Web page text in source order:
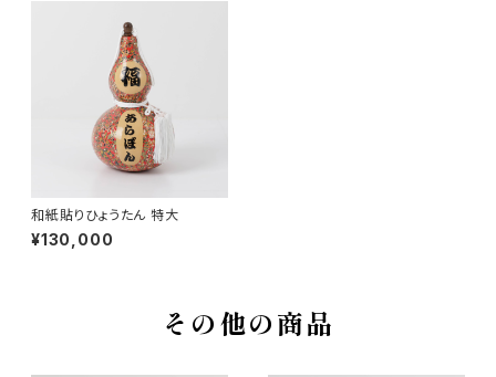
和紙貼りひょうたん 特大
¥130,000
その他の商品